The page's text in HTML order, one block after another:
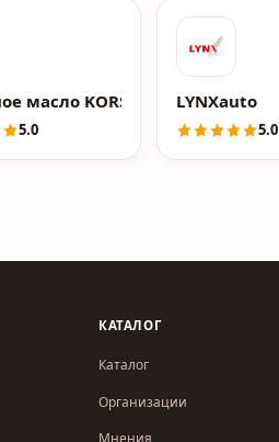
масло KORSON
5.0
LYNXauto
5.0
КАТАЛОГ
Каталог
Организации